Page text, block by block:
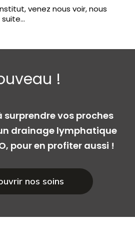
venez nous voir, nous
!
surprendre vos proches
drainage lymphatique
pour en profiter aussi !
nos soins